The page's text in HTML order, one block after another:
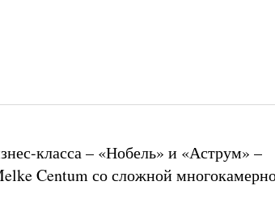
класса – «Нобель» и «Аструм» –
Centum со сложной